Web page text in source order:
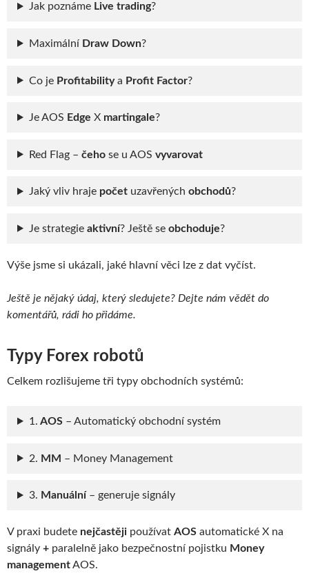
Jak poznáme Live trading?
Maximální Draw Down?
Co je Profitabilitya Profit Factor?
Je AOS Edge X martingale?
Red Flag – čehose u AOS vyvarovat
Jaký vliv hraje početuzavřených obchodů?
Je strategie aktivní? Ještě se obchoduje?
Výše jsme si ukázali, jaké hlavní věci lze z dat vyčíst.
Ještě je nějaký údaj, který sledujete? Dejte nám vědět do
komentářů, rádi ho přidáme.
Typy Forex robotů
Celkem rozlišujeme tři typy obchodních systémů:
1. AOS– Automatický obchodní systém
2. MM – Money Management
3. Manuální– generuje signály
V praxi budete nejčastěji používat AOS automatické X na
signály + paralelně jako bezpečnostní pojistku Money
managementAOS.